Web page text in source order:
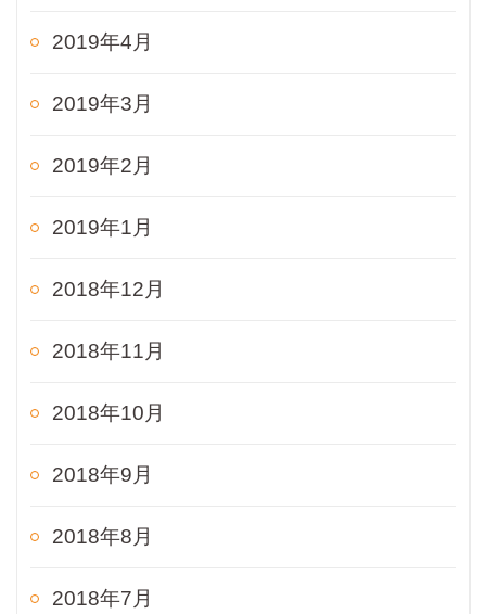
2019年4月
2019年3月
2019年2月
2019年1月
2018年12月
2018年11月
2018年10月
2018年9月
2018年8月
2018年7月